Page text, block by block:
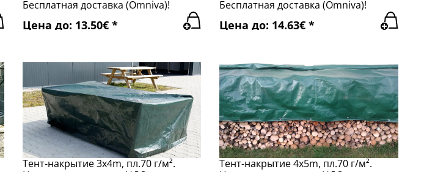
Бесплатная доставка (Omniva)!
Цена до: 13.50€ *
Бесплатная доставка (Omniva)!
Цена до: 14.63€ *
Тент-накрытие 3x4m, пл.70 г/м².
Тент-накрытие 4x5m, пл.70 г/м².